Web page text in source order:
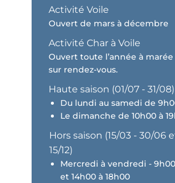
Activité Voile
Ouvert de mars à décembre
Activité Char à Voile
Ouvert toute l’année à
sur rendez-vous.
Haute saison (01/07 - 31/08)
Du lundi au samedi de
Le dimanche de 10h00 à
Hors saison​ (15/03 - 30/06
15/12)
Mercredi à vendredi - 9h00
et 14h00 à 18h00